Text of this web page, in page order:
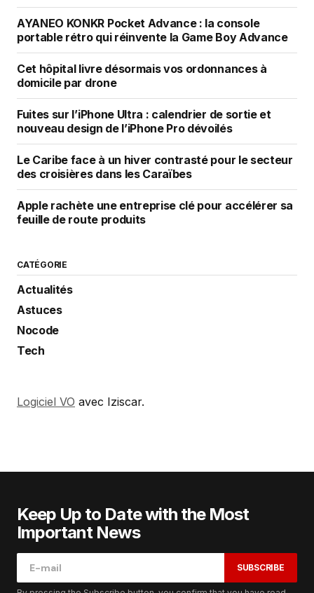
AYANEO KONKR Pocket Advance : la console
portable rétro qui réinvente la Game Boy Advance
Cet hôpital livre désormais vos ordonnances à
domicile par drone
Fuites sur l’iPhone Ultra : calendrier de sortie et
nouveau design de l’iPhone Pro dévoilés
Le Caribe face à un hiver contrasté pour le secteur
des croisières dans les Caraïbes
Apple rachète une entreprise clé pour accélérer sa
feuille de route produits
CATÉGORIE
Actualités
Astuces
Nocode
Tech
Logiciel VO avec Iziscar.
Keep Up to Date with the Most
Important News
SUBSCRIBE